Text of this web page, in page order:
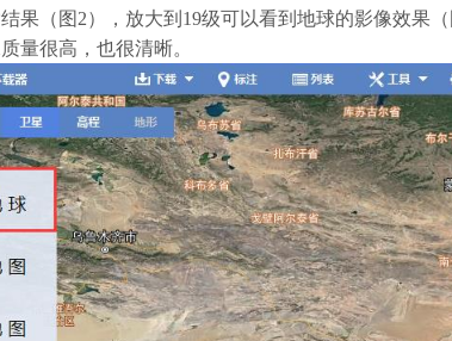
果（图2），放大到19级可以看到地球的影像效果
量很高，也很清晰。